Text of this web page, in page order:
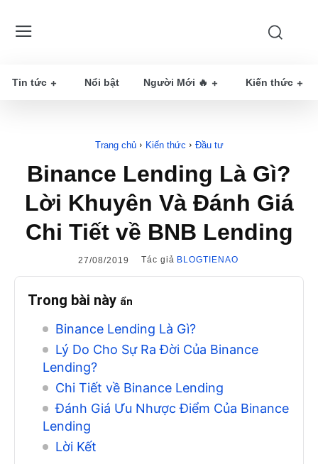
Tin tức Nổi bật Người Mới 🔥 Kiến thức
Trang chủ Kiến thức Đầu tư
Binance Lending Là Gì?
Lời Khuyên Và Đánh Giá
Chi Tiết về BNB Lending
27/08/2019 Tác giả BLOGTIENAO
Trong bài này ẩn
Binance Lending Là Gì?
Lý Do Cho Sự Ra Đời Của Binance
Lending?
Chi Tiết về Binance Lending
Đánh Giá Ưu Nhược Điểm Của Binance
Lending
Lời Kết